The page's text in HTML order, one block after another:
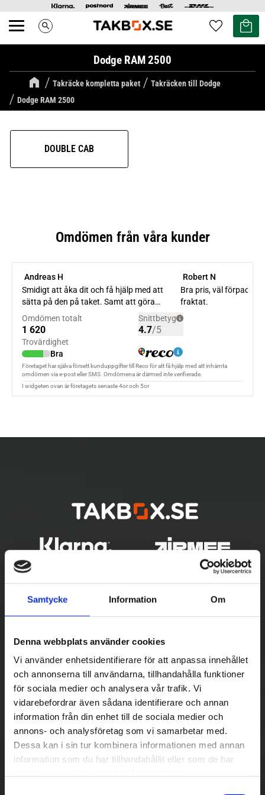
Samtycke Information Om
Denna webbplats använder cookies
Vi använder enhetsidentifierare för att anpassa innehållet
och annonserna till användarna, tillhandahålla funktioner
för sociala medier och analysera vår trafik. Vi
vidarebefordrar även sådana identifierare och annan
information från din enhet till de sociala medier och
annons- och analysföretag som vi samarbetar med.
Dessa kan i sin tur kombinera informationen med annan
information som du har tillhandahållit eller som de har
Meny search Favoriter
Kundvagn
Dodge RAM 2500
Takräcke kompletta paket
Takräcken till Dodge
Dodge RAM 2500
DOUBLE CAB
Betala säkert
|| Välj ||
Snabba leveranser
||
Eller ||
Hämta på lagret med/utan montering